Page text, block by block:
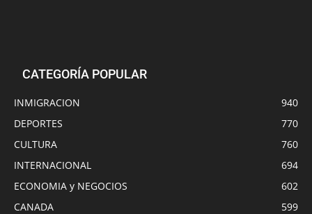
CATEGORÍA POPULAR
INMIGRACION
940
DEPORTES
770
CULTURA
760
INTERNACIONAL
694
ECONOMIA y NEGOCIOS
602
CANADA
599